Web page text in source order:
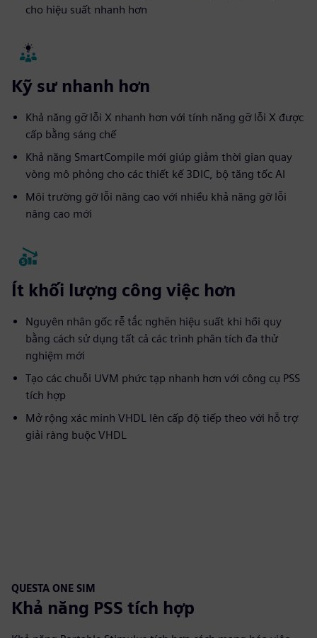
cho hiệu suất nhanh hơn
Kỹ sư nhanh hơn
Khả năng gỡ lỗi X nhanh hơn với tính năng gỡ lỗi X được
cấp bằng sáng chế
Khả năng SmartCompile mới giúp giảm thời gian quay
vòng mô phỏng cho các thiết kế 3DIC, bộ tăng tốc AI
Môi trường gỡ lỗi nâng cao với nhiều khả năng gỡ lỗi
nâng cao mới
Ít khối lượng công việc hơn
Nguyên nhân gốc rễ tắc nghẽn hiệu suất khi hồi quy
bằng cách sử dụng tất cả các trình phân tích đa thử
nghiệm mới
Tạo các chuỗi UVM phức tạp nhanh hơn với công cụ PSS
tích hợp
Mở rộng xác minh VHDL lên cấp độ tiếp theo với hỗ trợ
giải ràng buộc VHDL
QUESTA ONE SIM
Khả năng PSS tích hợp